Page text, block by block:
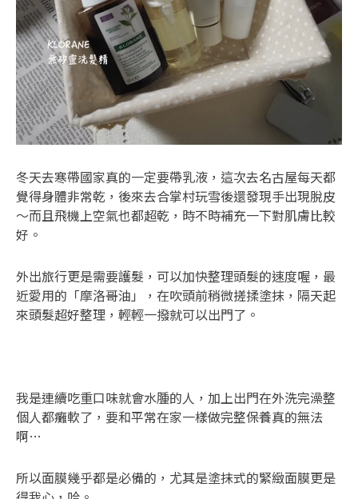
冬天去寒帶國家真的一定要帶乳液，這次去名古屋每天都
覺得身體非常乾，後來去合掌村玩雪後還發現手出現脫皮
～而且飛機上空氣也都超乾，時不時補充一下對肌膚比較
好。
外出旅行更是需要護髮，可以加快整理頭髮的速度喔，最
近愛用的「摩洛哥油」，在吹頭前稍微搓揉塗抹，隔天起
來頭髮超好整理，輕輕一撥就可以出門了。
我是連續吃重口味就會水腫的人，加上出門在外洗完澡整
個人都癱軟了，要和平常在家一樣做完整保養真的無法
啊…
所以面膜幾乎都是必備的，尤其是塗抹式的緊緻面膜更是